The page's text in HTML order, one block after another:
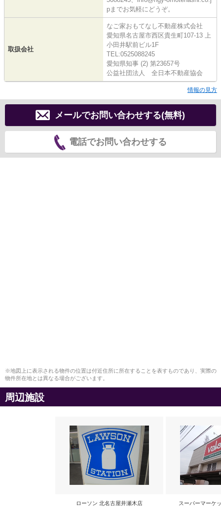
pまでお気軽にどうぞ。
取扱会社
なご家おもてなし不動産株式会社
愛知県名古屋市西区貴生町107-13 上
小田井駅前ビル1F
TEL:0525088245
愛知県知事 (2) 第23657号
公益社団法人 全日本不動産協会
情報の見方
メールでお問い合わせする(無料)
電話でお問い合わせする
※地図上に表示される物件の位置は付近住所に所在することを表すものであり、実際の
物件所在地とは異なる場合がございます。
周辺施設
ローソン 北名古屋井瀬木店 スーパーマーケ